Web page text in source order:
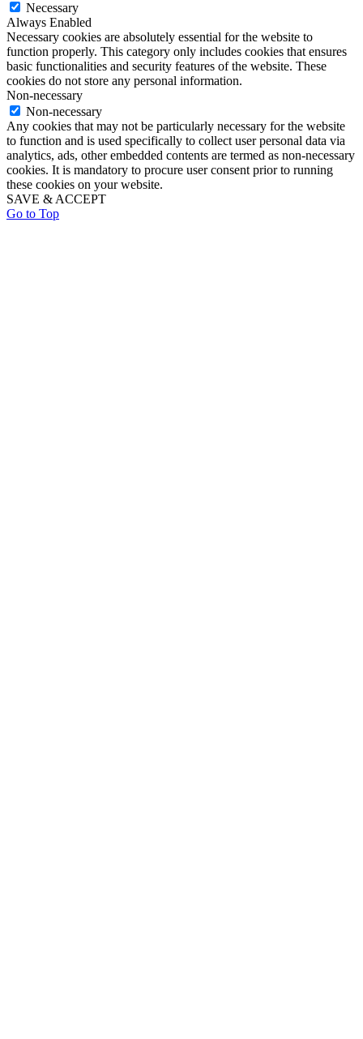
Necessary
Always Enabled
Necessary cookies are absolutely essential for the website to
function properly. This category only includes cookies that ensures
basic functionalities and security features of the website. These
cookies do not store any personal information.
Non-necessary
Non-necessary
Any cookies that may not be particularly necessary for the website
to function and is used specifically to collect user personal data via
analytics, ads, other embedded contents are termed as non-necessary
cookies. It is mandatory to procure user consent prior to running
these cookies on your website.
SAVE & ACCEPT
Go to Top